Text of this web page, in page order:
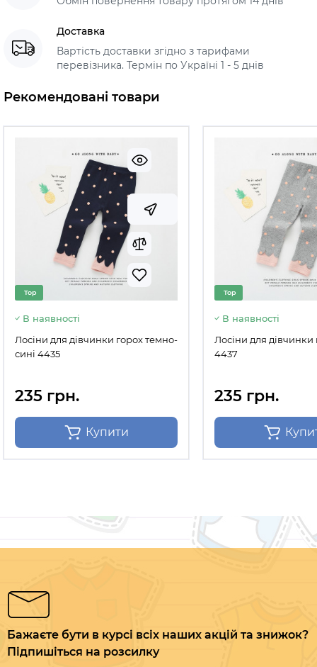
Доставка
Вартість доставки згідно з тарифами
перевізника. Термін по Україні 1 - 5 днів
Рекомендовані товари
Top
В наявності
Лосіни для дівчинки горох темно-
сині 4435
235 грн.
Купити
Top
В наявності
Лосіни для дівчинки
4437
235 грн.
Бажаєте бути в курсі всіх наших акцій та знижок?
Підпишіться на розсилку